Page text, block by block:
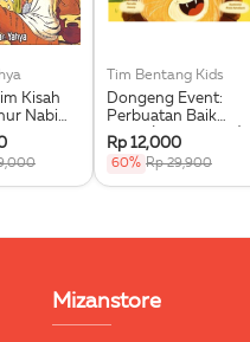
Kisah
Nabi
Saw.
Tim Bentang Kids
Dongeng Event:
Perbuatan Baik
Singa (Buku Event)
Rp 12,000
60% Rp 29,900
Mizanstore